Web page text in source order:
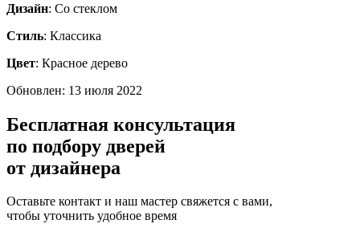
Дизайн: Со стеклом
Стиль: Классика
Цвет: Красное дерево
Обновлен: 13 июля 2022
Бесплатная консультация
по подбору дверей
от дизайнера
Оставьте контакт и наш мастер свяжется с вами,
чтобы уточнить удобное время